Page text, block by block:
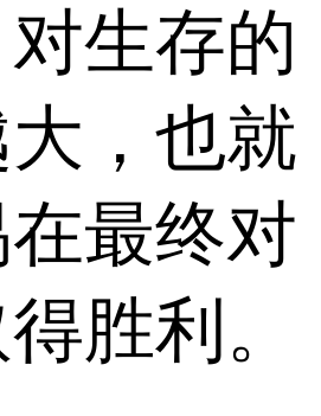
生存的
，也就
最终对
胜利。